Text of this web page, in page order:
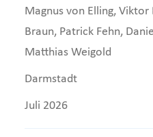
Magnus von Elling,
Braun, Patrick Fehn,
Matthias Weigold
Darmstadt
Juli 2026